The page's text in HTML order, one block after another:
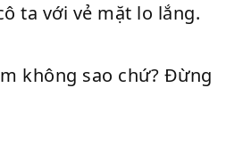
ta với vẻ mặt lo lắng.
không sao chứ? Đừng